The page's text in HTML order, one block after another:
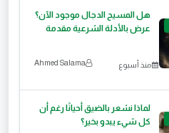
هل المسيح الدجال موجود الآن؟
عرض بالأدلة الشرعية مقدمة
منذ أسبوع Ahmed Salama
لماذا نشعر بالضيق أحيانًا رغم أن
كل شيء يبدو بخير؟